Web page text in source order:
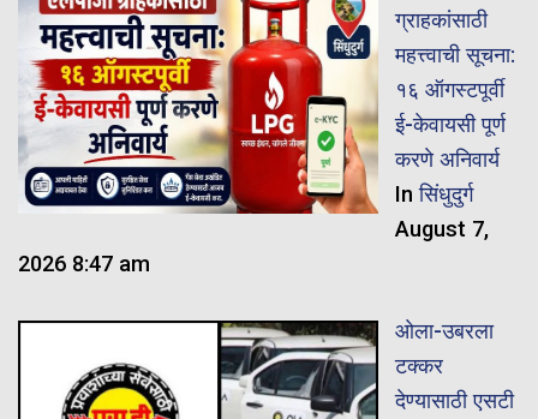
ग्राहकांसाठी
महत्त्वाची सूचना:
१६ ऑगस्टपूर्वी
ई-केवायसी पूर्ण
करणे अनिवार्य
Inसिंधुदुर्ग
August 7,
2026 8:47 am
ओला-उबरला
टक्कर
देण्यासाठी एसटी